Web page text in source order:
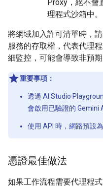
Proxy，絕不會
理程式沙箱中。
將網域加入許可清單時，
服務的存取權，代表代理
細監控，可能會導致非預期
重要事項：
透過 AI Studio
會啟用已驗證的 Gemini
使用 API 時，網路預設
憑證最佳做法
如果工作流程需要代理程